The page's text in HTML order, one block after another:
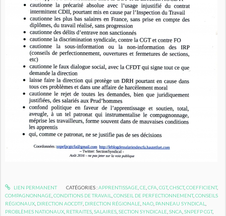
LIEN PERMANENT CATÉGORIES :APPRENTISSAGE, CE, CFA CGT,CHSCT,COEFFICIENT,
COMPAGNONNAGE ,CONDITIONS DE TRAVAIL ,CONSEIL DE PERFECTIONNEMENT,CONSEILS
RÉGIONAUX DIRECTION AOCDTF, DIRECTION RÉGIONALE NAO PANNEAU SYNDICAL
PROBLÈMES NATIONAUX RETRAITES ,SALAIRES ,SECTION SYNDICALE ,SNCA ,SNPEFP CGT,